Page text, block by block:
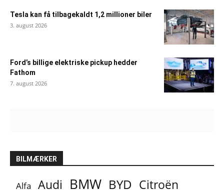
Tesla kan få tilbagekaldt 1,2 millioner biler
3. august 2026
Ford’s billige elektriske pickup hedder
Fathom
7. august 2026
BILMÆRKER
Alfa Audi BMW BYD Citroën